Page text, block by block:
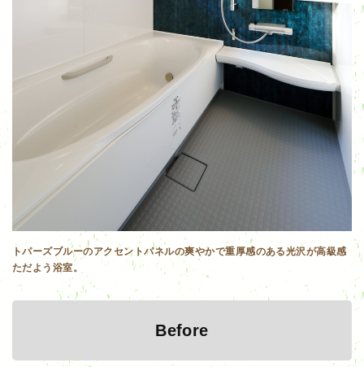
トパーズブルーのアクセントパネルの爽やかで重厚感のある光沢が高級感
ただよう浴室。
Before